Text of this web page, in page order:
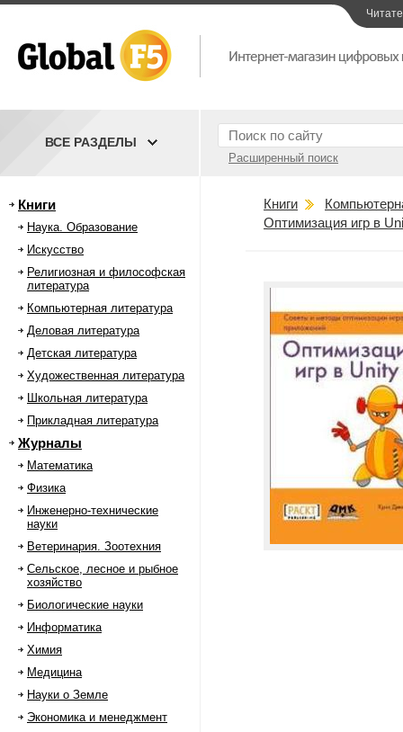
Расширенный поиск
ВСЕ РАЗДЕЛЫ
Книги
Наука. Образование
Искусство
Религиозная и философская
литература
Компьютерная литература
Деловая литература
Детская литература
Художественная литература
Школьная литература
Прикладная литература
Журналы
Математика
Физика
Инженерно-технические
науки
Ветеринария. Зоотехния
Сельское, лесное и рыбное
хозяйство
Биологические науки
Информатика
Химия
Медицина
Науки о Земле
Экономика и менеджмент
Книги
Оптимизация игр в